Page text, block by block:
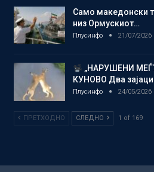
Само македонски
низ Ормускиот…
Плусинфо 21/07/2026
„НАРУШЕНИ
КУНОВО Два
Плусинфо 24/05/2026
ПРЕТХОДНО СЛЕДНО 1 of 169